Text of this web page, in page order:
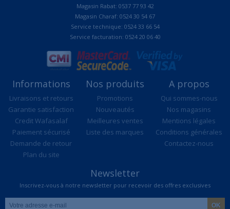
Magasin Rabat: 0537 77 93 42
Magasin Charaf: 0524 30 54 67
Service technique: 0524 33 66 54
Service facturation: 0524 20 06 40
Informations
Livraisons et retours
Garantie satisfaction
Credit Wafasalaf
Paiement sécurisé
Demande de retour
Plan du site
Nos produits
Promotions
Nouveautés
Meilleures ventes
Liste des marques
A propos
Qui sommes-nous
Nos magasins
Mentions légales
Conditions générales
Contactez-nous
Newsletter
Inscrivez-vous à notre newsletter pour recevoir des offres exclusives